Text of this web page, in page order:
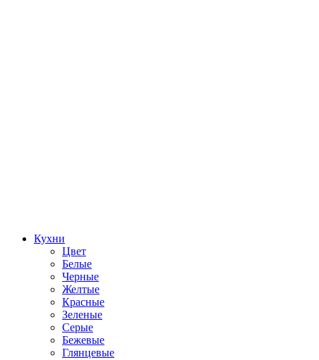
Кухни
Цвет
Белые
Черные
Желтые
Красные
Зеленые
Серые
Бежевые
Глянцевые